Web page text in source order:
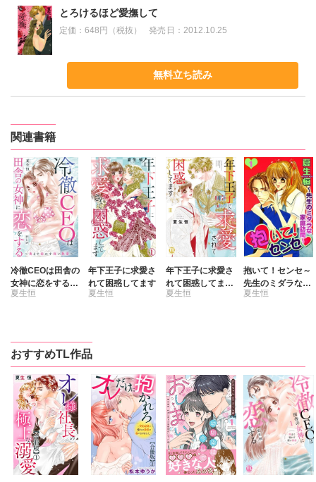
とろけるほど愛撫して
定価：648円（税抜） 発売日： 2012.10.25
無料立ち読み
関連書籍
冷徹CEOは田舎の
女神に恋をする～
奥まで溶かす深い
夏生恒
年下王子に求愛さ
れて困惑してます
夏生恒
年下王子に求愛さ
れて困惑してます
【単行本版】III
夏生恒
抱いて！センセ～
先生のミダラな家
庭訪問～
夏生恒
おすすめTL作品